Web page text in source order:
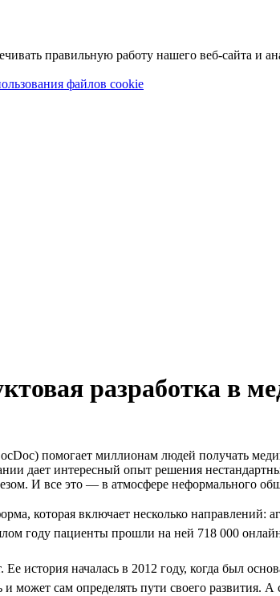
правильную работу нашего веб-сайта и
файлов cookie
разработка в
помогает миллионам людей получать
дает интересный опыт решения
И все это — в атмосфере неформального
которая включает несколько направлений:
году пациенты прошли на ней 718 000
история началась в 2012 году, когда был
может сам определять пути своего развития.